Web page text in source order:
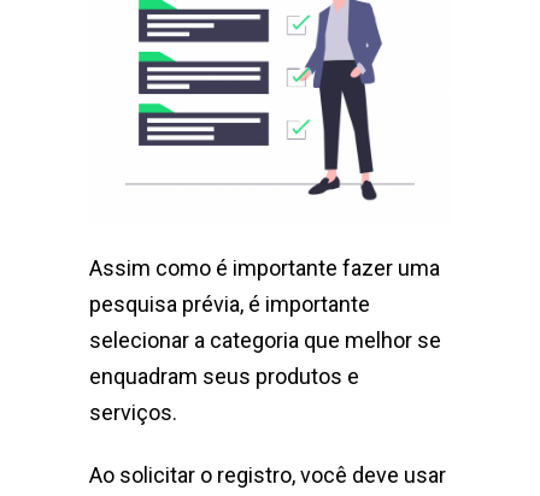
Assim como é importante fazer uma
pesquisa prévia, é importante
selecionar a categoria que melhor se
enquadram seus produtos e
serviços.
Ao solicitar o registro, você deve usar